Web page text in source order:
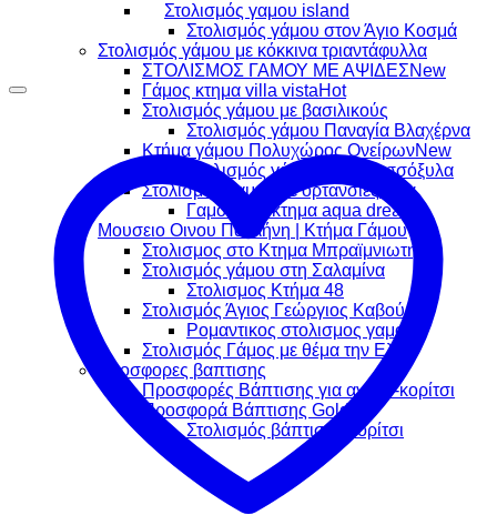
Στολισμός γαμου island
Στολισμός γάμου στον Άγιο Κοσμά
Στολισμός γάμου με κόκκινα τριαντάφυλλα
ΣΤΟΛΙΣΜΟΣ ΓΑΜΟΥ ΜΕ ΑΨΙΔΕΣ
Γάμος κτημα villa vista
Στολισμός γάμου με βασιλικούς
Στολισμός γάμου Παναγία Βλαχέρνα
Κτήμα γάμου Πολυχώρος Ονείρων
Στολισμός γάμου με θαλασσόξυλα
Στολισμός γαμου με ορτανσίες
Γαμος στο κτημα aqua dream
Μουσειο Οινου Παλλήνη | Κτήμα Γάμου
Στολισμος στο Κτημα Μπραϊμνιωτη
Στολισμός γάμου στη Σαλαμίνα
Στολισμος Κτήμα 48
Στολισμός Άγιος Γεώργιος Καβούρι
Ρομαντικος στολισμος γαμου
Στολισμός Γάμος με θέμα την Ελιά
προσφορες βαπτισης
Προσφορές Βάπτισης για αγόρι -κορίτσι
Προσφορά Βάπτισης Gold
Στολισμός βάπτισης κορίτσι